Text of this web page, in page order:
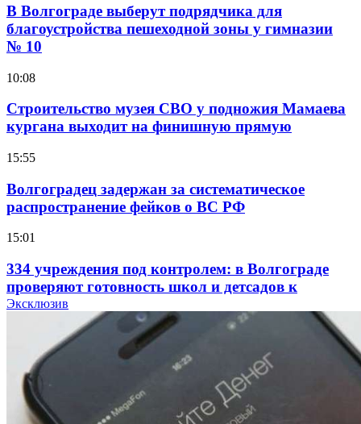
В Волгограде выберут подрядчика для
благоустройства пешеходной зоны у гимназии
№ 10
10:08
Строительство музея СВО у подножия Мамаева
кургана выходит на финишную прямую
15:55
Волгоградец задержан за систематическое
распространение фейков о ВС РФ
15:01
334 учреждения под контролем: в Волгограде
проверяют готовность школ и детсадов к
учебному году
Покушение на убийство в Волгограде: девушка
напала на незнакомую женщину с ножом
12:39
Эксклюзив